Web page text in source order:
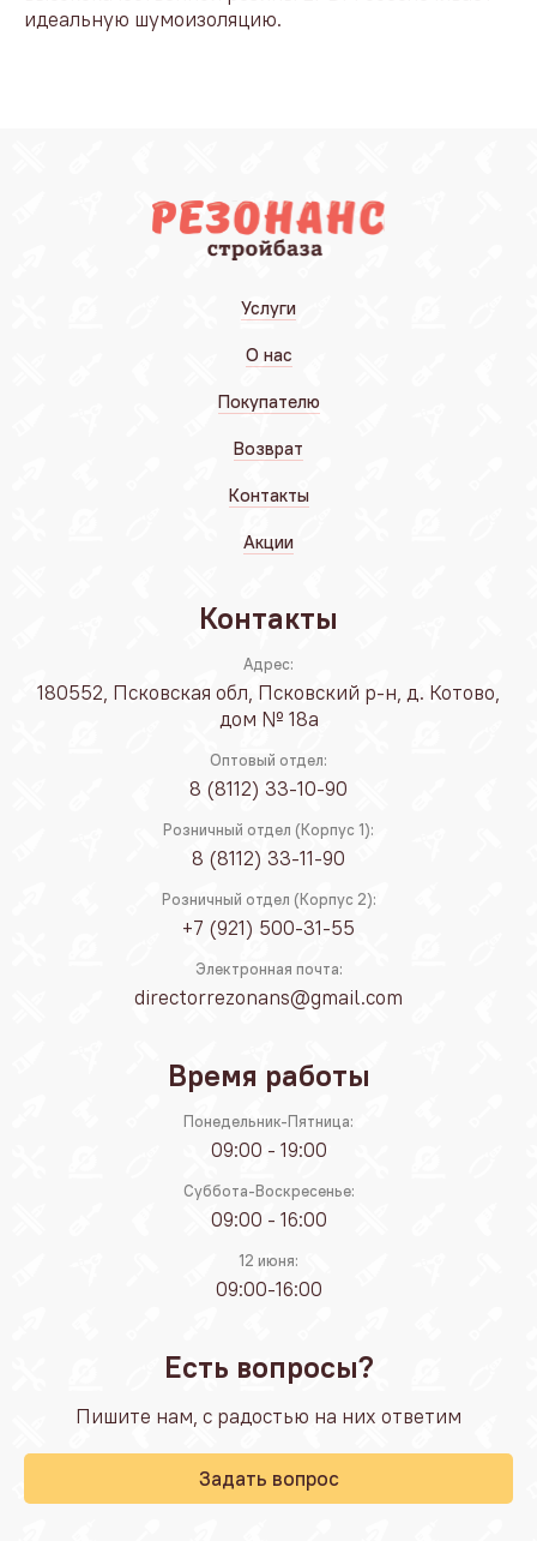
идеальную шумоизоляцию.
Услуги
О нас
Покупателю
Возврат
Контакты
Акции
Контакты
Адрес:
180552, Псковская обл, Псковский р-н, д. Котово,
дом № 18а
Оптовый отдел:
8 (8112) 33-10-90
Розничный отдел (Корпус 1):
8 (8112) 33-11-90
Розничный отдел (Корпус 2):
+7 (921) 500-31-55
Электронная почта:
directorrezonans@gmail.com
Время работы
Понедельник-Пятница:
09:00 - 19:00
Суббота-Воскресенье:
09:00 - 16:00
12 июня:
09:00-16:00
Есть вопросы?
Пишите нам, с радостью на них ответим
Задать вопрос